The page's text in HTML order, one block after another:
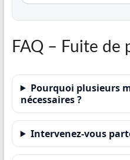
FAQ – Fuite de
Pourquoi plusieurs
nécessaires ?
Intervenez-vous